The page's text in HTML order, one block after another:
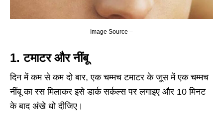
Image Source –
1. टमाटर और नींबू
दिन में कम से कम दो बार, एक चम्मच टमाटर के जूस में एक चम्मच
नींबू का रस मिलाकर इसे डार्क सर्कल्स पर लगाइए और 10 मिनट
के बाद अंखे धो दीजिए।